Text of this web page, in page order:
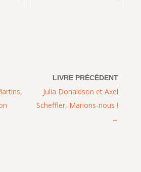
Julia Donaldson et Axel
Scheffler, Marions-nous !